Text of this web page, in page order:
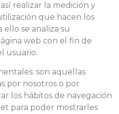
realizar la medición y
que hacen los
ello se analiza su
web con el fin de
usuario.
son aquellas
por nosotros o por
los hábitos de navegación
para poder mostrarles